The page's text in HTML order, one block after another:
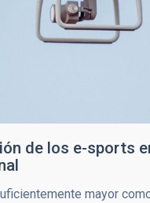
de los e-sports
mayor